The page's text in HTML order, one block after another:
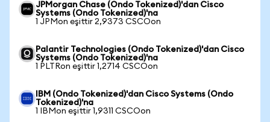
JPMorgan Chase (Ondo Tokenized)'dan Cisco
Systems (Ondo Tokenized)'na
1 JPMon eşittir 2,9373 CSCOon
Palantir Technologies (Ondo Tokenized)'dan Cisco
Systems (Ondo Tokenized)'na
1 PLTRon eşittir 1,2714 CSCOon
IBM (Ondo Tokenized)'dan Cisco Systems (Ondo
Tokenized)'na
1 IBMon eşittir 1,9311 CSCOon